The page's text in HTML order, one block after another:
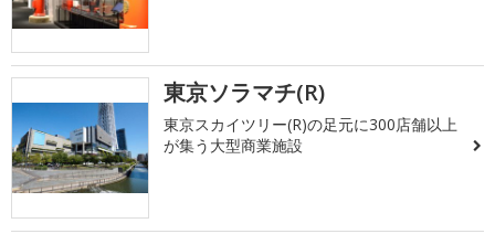
東京ソラマチ(R)
東京スカイツリー(R)の足元に300店舗以上
が集う大型商業施設